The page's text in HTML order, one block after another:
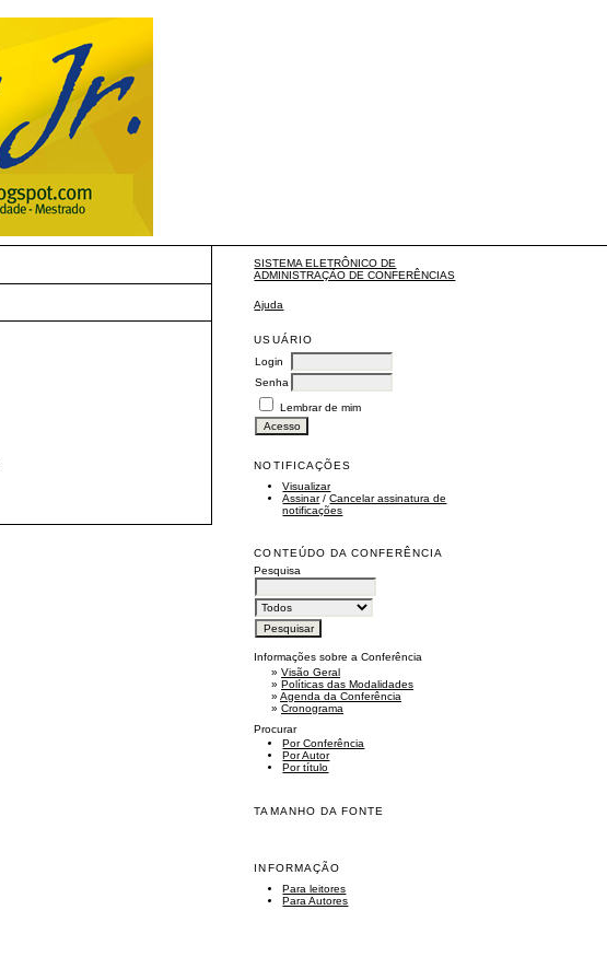
SISTEMA ELETRÔNICO DE
ADMINISTRAÇÃO DE CONFERÊNCIAS
Ajuda
USUÁRIO
Login
Senha
Lembrar de mim
NOTIFICAÇÕES
Visualizar
Assinar/Cancelar assinatura de
notificações
CONTEÚDO DA CONFERÊNCIA
Pesquisa
Informações sobre a Conferência
»Visão Geral
»Políticas das Modalidades
»Agenda da Conferência
»Cronograma
Procurar
Por Conferência
Por Autor
Por título
TAMANHO DA FONTE
INFORMAÇÃO
Para leitores
Para Autores